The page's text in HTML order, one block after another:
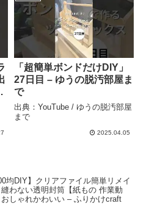
「超簡単ボンドだけDIY」
27日目 – ゆうの脱汚部屋ま
で
出典：YouTube / ゆうの脱汚部屋
まで
2025.04.05
均DIY】クリアファイル簡単リメイ
縫わない透明封筒【紙もの 作業動
しゃれかわいい – ふりかけcraft